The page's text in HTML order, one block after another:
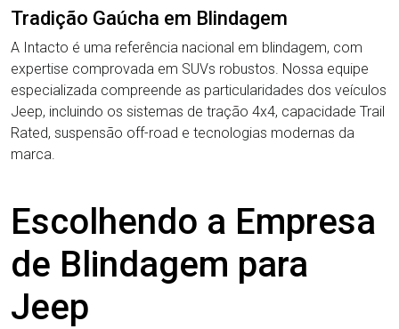
Tradição Gaúcha em Blindagem
A Intacto é uma referência nacional em blindagem, com
expertise comprovada em SUVs robustos. Nossa equipe
especializada compreende as particularidades dos veículos
Jeep, incluindo os sistemas de tração 4x4, capacidade Trail
Rated, suspensão off-road e tecnologias modernas da
marca.
Escolhendo a Empresa
de Blindagem para
Jeep